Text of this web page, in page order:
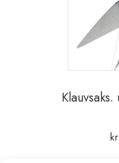
kr